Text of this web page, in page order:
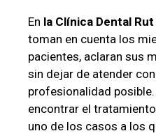
En la Clínica Dental
toman en cuenta los
pacientes, aclaran sus
sin dejar de atender
profesionalidad
encontrar el
uno de los casos a los